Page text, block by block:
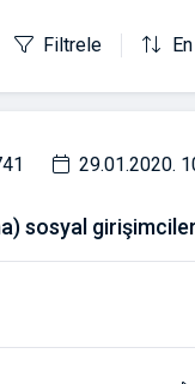
Filtrele
29.01.2020.
sosyal